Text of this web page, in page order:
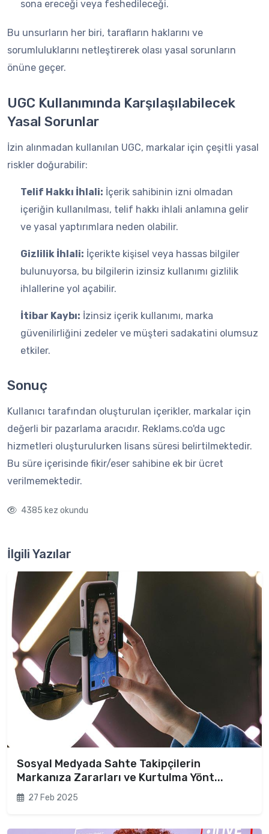
sona ereceği veya feshedileceği.
Bu unsurların her biri, tarafların haklarını ve
sorumluluklarını netleştirerek olası yasal sorunların
önüne geçer.
UGC Kullanımında Karşılaşılabilecek
Yasal Sorunlar
İzin alınmadan kullanılan UGC, markalar için çeşitli yasal
riskler doğurabilir:
Telif Hakkı İhlali: İçerik sahibinin izni olmadan
içeriğin kullanılması, telif hakkı ihlali anlamına gelir
ve yasal yaptırımlara neden olabilir.
Gizlilik İhlali: İçerikte kişisel veya hassas bilgiler
bulunuyorsa, bu bilgilerin izinsiz kullanımı gizlilik
ihlallerine yol açabilir.
İtibar Kaybı: İzinsiz içerik kullanımı, marka
güvenilirliğini zedeler ve müşteri sadakatini olumsuz
etkiler.
Sonuç
Kullanıcı tarafından oluşturulan içerikler, markalar için
değerli bir pazarlama aracıdır. Reklams.co'da ugc
hizmetleri oluşturulurken lisans süresi belirtilmektedir.
Bu süre içerisinde fikir/eser sahibine ek bir ücret
verilmemektedir.
4385 kez okundu
İlgili Yazılar
Sosyal Medyada Sahte Takipçilerin
Markanıza Zararları ve Kurtulma Yönt...
27 Feb 2025